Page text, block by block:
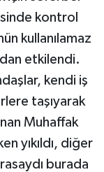
kontrol
kullanılamaz
etkilendi.
kendi iş
taşıyarak
Muhaffak
yıkıldı, diğer
burada